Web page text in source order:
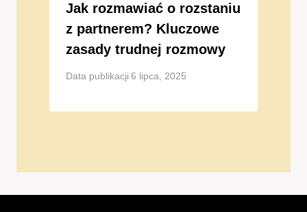
Jak rozmawiać o rozstaniu
z partnerem? Kluczowe
zasady trudnej rozmowy
Data publikacji 6 lipca, 2025